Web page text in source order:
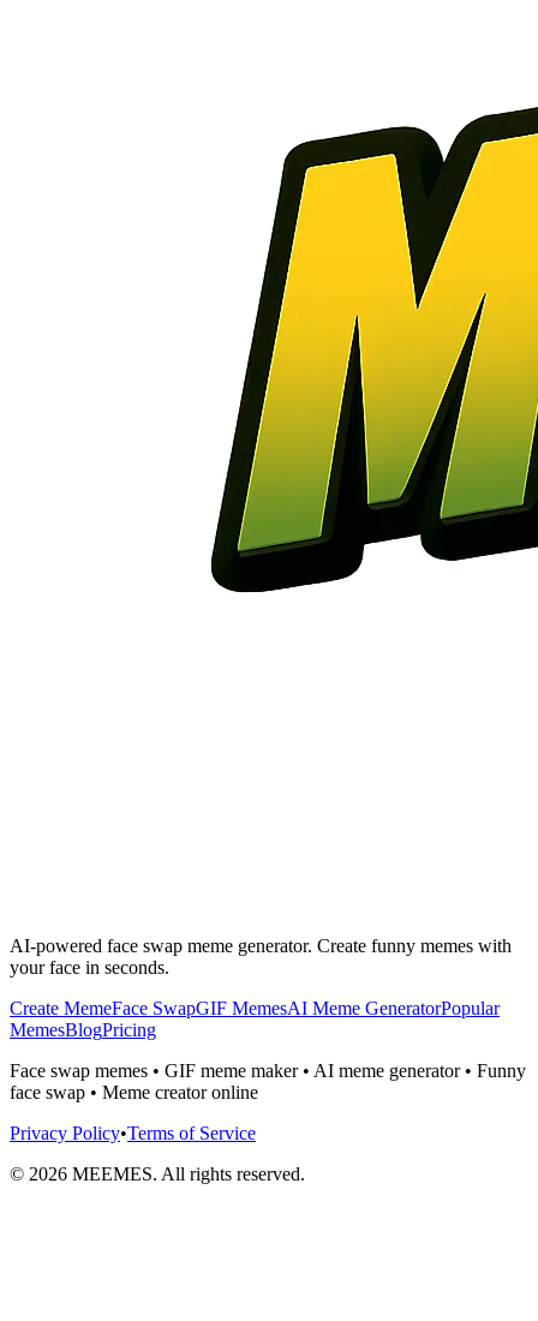
AI-powered face swap meme generator. Create funny memes with
your face in seconds.
Create MemeFace SwapGIF MemesAI Meme GeneratorPopular
MemesBlogPricing
Face swap memes • GIF meme maker • AI meme generator • Funny
face swap • Meme creator online
Privacy Policy•Terms of Service
© 2026 MEEMES. All rights reserved.